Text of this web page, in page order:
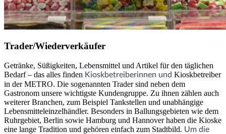
Trader/Wiederverkäufer
Getränke, Süßigkeiten, Lebensmittel und Artikel für den täglichen
Bedarf – das alles finden Kioskbetreiberinnen und Kioskbetreiber
in der METRO. Die sogenannten Trader sind neben dem
Gastronom unsere wichtigste Kundengruppe. Zu ihnen zählen auch
weiterer Branchen, zum Beispiel Tankstellen und unabhängige
Lebensmitteleinzelhändler. Besonders in Ballungsgebieten wie dem
Ruhrgebiet, Berlin sowie Hamburg und Hannover haben die Kioske
eine lange Tradition und gehören einfach zum Stadtbild. Um die